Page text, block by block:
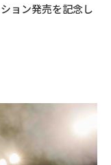
ョン発売を記念し